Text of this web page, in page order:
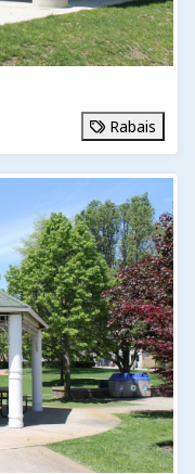
Rabais